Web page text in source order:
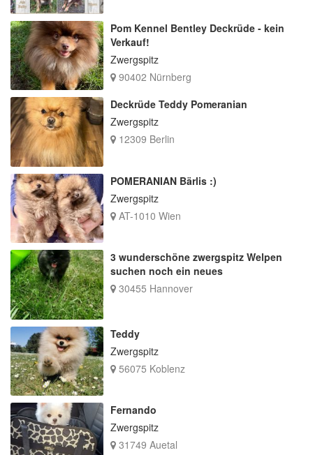
Pom Kennel Bentley Deckrüde - kein
Verkauf!
Zwergspitz
90402 Nürnberg
Deckrüde Teddy Pomeranian
Zwergspitz
12309 Berlin
POMERANIAN Bärlis :)
Zwergspitz
AT-1010 Wien
3 wunderschöne zwergspitz Welpen
suchen noch ein neues
30455 Hannover
Teddy
Zwergspitz
56075 Koblenz
Fernando
Zwergspitz
31749 Auetal